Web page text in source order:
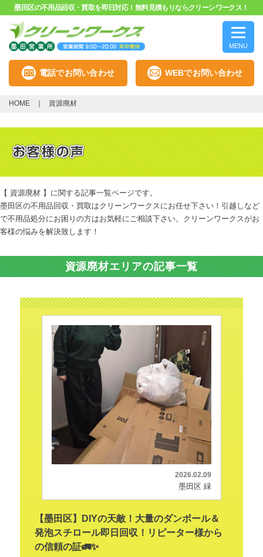
墨田区の不用品回収・買取を即日対応！無料見積もりならクリーンワークス！
MENU
電話でお問い合わせ WEBでお問い合わせ
HOME 資源廃材
【 資源廃材 】に関する記事一覧ページです。
墨田区の不用品回収・買取はクリーンワークスにお任せ下さい！引越しなど
で不用品処分にお困りの方はお気軽にご相談下さい。クリーンワークスがお
客様の悩みを解決致します！
資源廃材エリアの記事一覧
2026.02.09
墨田区 緑
【墨田区】DIYの天敵！大量のダンボール＆
発泡スチロール即日回収！リピーター様から
の信頼の証🚛✨